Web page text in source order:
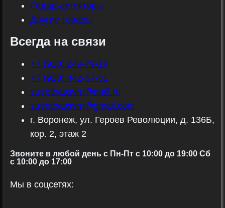
Радар-детекторы
Другие товары
Всегда на связи
+7 (910) 249-79-19
+7 (920) 442-57-31
streetbassvrn@mail.ru
streetbassvrn@gmail.com
г. Воронеж, ул. Героев Революции, д. 136Б,
кор. 2, этаж 2
Звоните в любой день с Пн-Пт c 10:00 до 19:00 Сб
с 10:00 до 17:00
Мы в соцсетях: